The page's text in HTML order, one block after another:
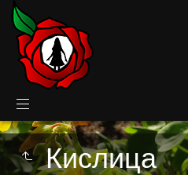
Кислица